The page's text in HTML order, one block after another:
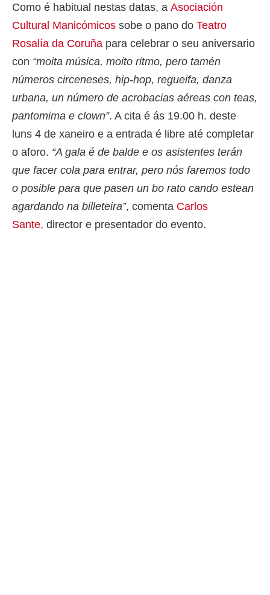
Como é habitual nestas datas, a Asociación
Cultural Manicómicos sobe o pano do Teatro
Rosalía da Coruña para celebrar o seu aniversario
con “moita música, moito ritmo, pero tamén
números circeneses, hip-hop, regueifa, danza
urbana, un número de acrobacias aéreas con teas,
pantomima e clown”. A cita é ás 19.00 h. deste
luns 4 de xaneiro e a entrada é libre até completar
o aforo. “A gala é de balde e os asistentes terán
que facer cola para entrar, pero nós faremos todo
o posible para que pasen un bo rato cando estean
agardando na billeteira”, comenta Carlos
Sante, director e presentador do evento.